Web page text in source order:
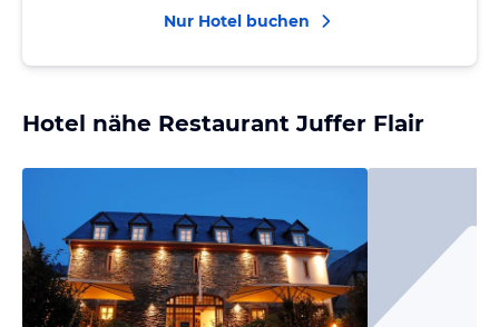
Nur Hotel buchen
Hotel nähe Restaurant Juffer Flair